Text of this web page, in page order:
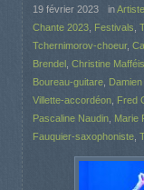
19 février 2023 in
Chante 2023 Festivals
Tchernimorov-choeur,
Brendel Christine
Boureau-guitare
Villette-accordéon Fred
Pascaline Naudin Marie
Fauquier-saxophoniste